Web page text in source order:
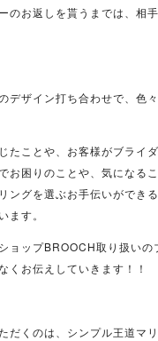
のお返しを貰うまでは、相
デザイン打ち合わせで、色
たことや、お客様がブライ
お困りのことや、気になる
ングを選ぶお手伝いができ
ます。
ョップBROOCH取り扱いの
くお伝えしていきます！！
だくのは、シンプル王道マ